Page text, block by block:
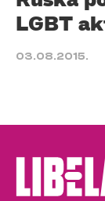
LGBT
03.08.2015.